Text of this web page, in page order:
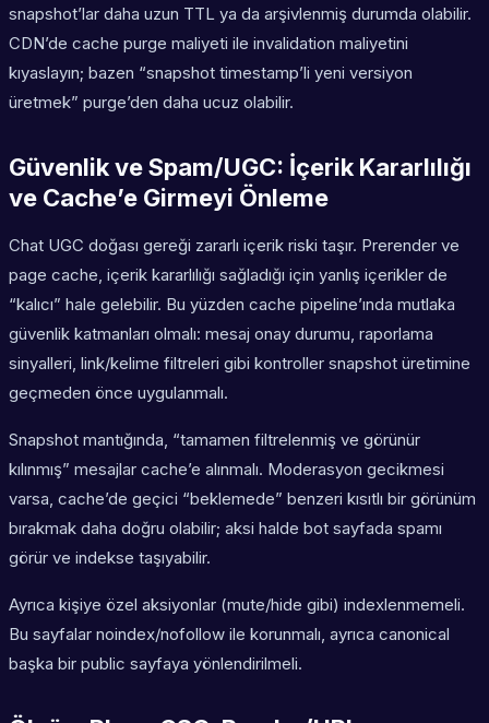
snapshot’lar daha uzun TTL ya da arşivlenmiş durumda olabilir.
CDN’de cache purge maliyeti ile invalidation maliyetini
kıyaslayın; bazen “snapshot timestamp’li yeni versiyon
üretmek” purge’den daha ucuz olabilir.
Güvenlik ve Spam/UGC: İçerik Kararlılığı
ve Cache’e Girmeyi Önleme
Chat UGC doğası gereği zararlı içerik riski taşır. Prerender ve
page cache, içerik kararlılığı sağladığı için yanlış içerikler de
“kalıcı” hale gelebilir. Bu yüzden cache pipeline’ında mutlaka
güvenlik katmanları olmalı: mesaj onay durumu, raporlama
sinyalleri, link/kelime filtreleri gibi kontroller snapshot üretimine
geçmeden önce uygulanmalı.
Snapshot mantığında, “tamamen filtrelenmiş ve görünür
kılınmış” mesajlar cache’e alınmalı. Moderasyon gecikmesi
varsa, cache’de geçici “beklemede” benzeri kısıtlı bir görünüm
bırakmak daha doğru olabilir; aksi halde bot sayfada spamı
görür ve indekse taşıyabilir.
Ayrıca kişiye özel aksiyonlar (mute/hide gibi) indexlenmemeli.
Bu sayfalar noindex/nofollow ile korunmalı, ayrıca canonical
başka bir public sayfaya yönlendirilmeli.